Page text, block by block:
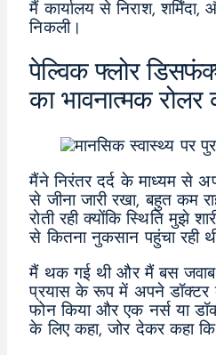
मैं कार्यालय से निराश,
निकली।
पेल्विक फ्लोर
का भावनात्मक रोलर
मैंने निरंतर दर्द के माध्यम से
से जीना जारी रखा, बहुत कम
रोती रही क्योंकि स्थिति मुझे
से कितना नुकसान पहुंचा रही
मैं थक गई थी और मैं बस जवाब
प्रयास के रूप में अपने डॉक्टर
फोन किया और एक नर्स या
के लिए कहा, जोर देकर कहा